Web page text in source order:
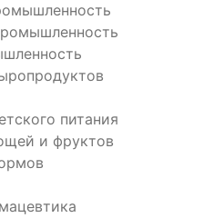
питания
и фруктов